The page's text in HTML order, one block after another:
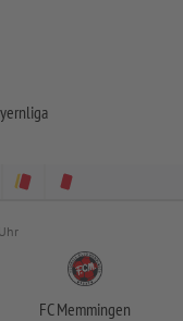
FC Memmingen